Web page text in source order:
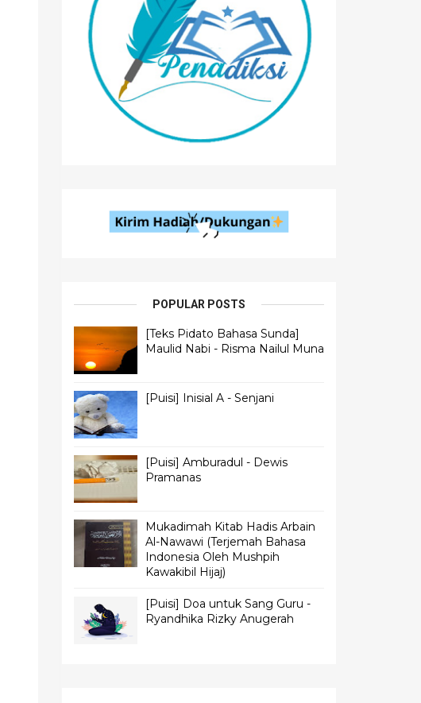
POPULAR POSTS
[Teks Pidato Bahasa Sunda]
Maulid Nabi - Risma Nailul Muna
[Puisi] Inisial A - Senjani
[Puisi] Amburadul - Dewis
Pramanas
Mukadimah Kitab Hadis Arbain
Al-Nawawi (Terjemah Bahasa
Indonesia Oleh Mushpih
Kawakibil Hijaj)
[Puisi] Doa untuk Sang Guru -
Ryandhika Rizky Anugerah